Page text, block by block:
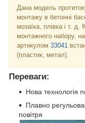
Дана модель
монтажу в бетонні
мозаїка, плівка і т. д.
монтажного набору,
артикулом 33041
(пластик, метал).
Переваги:
Нова технологія
Плавно
повітря